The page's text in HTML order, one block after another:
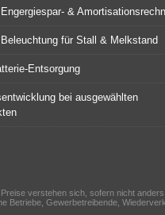
&
Beleuchtung für Stall & Melkstand
Entsorgung
bei ausgewählten
Preise verstehen sich, sofern nicht
Betriebe, Gewerbetreibende,